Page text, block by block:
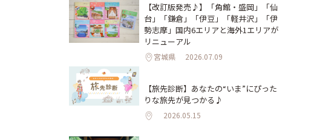
【改訂版発売♪】「角館・盛岡」「仙
台」「鎌倉」「伊豆」「軽井沢」「伊
勢志摩」国内6エリアと海外1エリアが
リニューアル
宮城県 2026.07.09
【旅先診断】あなたの“いま”にぴった
りな旅先が見つかる♪
2026.05.15